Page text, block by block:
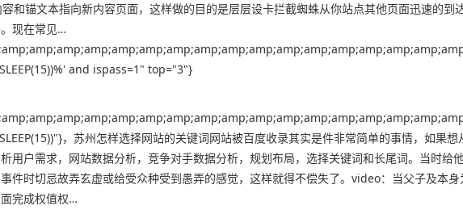
和锚文本指向新内容页面，这样做的目的是层层设卡拦截蜘蛛从你站点其他页面迅速的到
现在常见…
and ispass=1" top="3"}
，苏州怎样选择网站的关键词网站被百度收录其实是件非常简单的事情，如果想
用户需求，网站数据分析，竞争对手数据分析，规划布局，选择关键词和长尾词。当时给
件时切忌故弄玄虚或给受众种受到愚弄的感觉，这样就得不偿失了。video：当父子及本身
完成权值权…